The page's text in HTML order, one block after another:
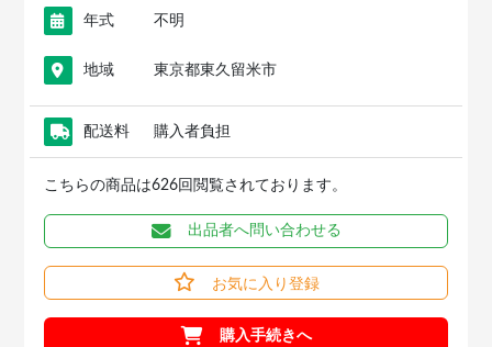
年式 不明
地域 東京都東久留米市
配送料 購入者負担
こちらの商品は626回閲覧されております。
出品者へ問い合わせる
お気に入り登録
購入手続きへ